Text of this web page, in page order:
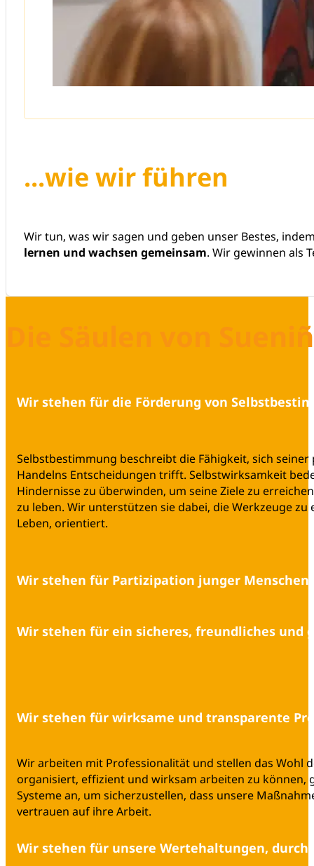
...wie wir führen
Wir tun, was wir sagen und geben unser Bestes,
lernen und wachsen gemeinsam. Wir gewinnen als
Die Säulen von
Wir stehen für die Förderung von
Selbstbestimmung beschreibt die Fähigkeit, sich
Handelns Entscheidungen trifft. Selbstwirksamkeit
Hindernisse zu überwinden, um seine Ziele zu
zu leben. Wir unterstützen sie dabei, die Werkzeuge
Leben, orientiert.
Wir stehen für Partizipation junger
Die Grundlage dafür, dass sich im Leben der
Raums, der Planung und der Durchführung der
Wir stehen für ein sicheres, freundliches und
Meinungen anderer an und berücksichtigen sie,
Zusammenleben getroffen und umgesetzt.
Wir stehen für wirksame und transparente
Wir arbeiten mit Professionalität und stellen das Wohl
organisiert, effizient und wirksam arbeiten zu können,
Systeme an, um sicherzustellen, dass unsere
vertrauen auf ihre Arbeit.
Wir stehen für unsere Wertehaltungen,